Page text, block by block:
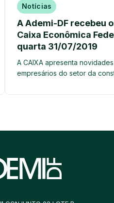
Notícias
A Ademi-DF recebeu
Caixa Econômica
quarta 31/07/2019
A CAIXA apresenta
empresários do setor da